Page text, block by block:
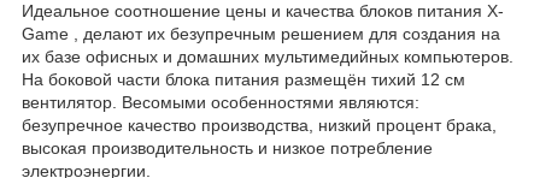
Идеальное соотношение цены и качества блоков питания X-
Game , делают их безупречным решением для создания на
их базе офисных и домашних мультимедийных компьютеров.
На боковой части блока питания размещён тихий 12 см
вентилятор. Весомыми особенностями являются:
безупречное качество производства, низкий процент брака,
высокая производительность и низкое потребление
электроэнергии.